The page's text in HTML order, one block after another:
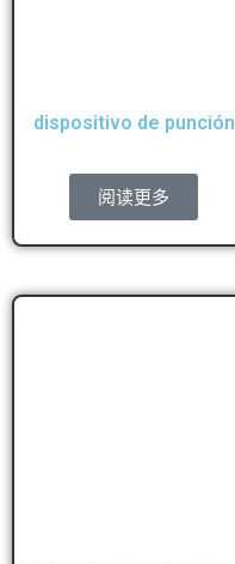
dispositivo de punción
阅读更多